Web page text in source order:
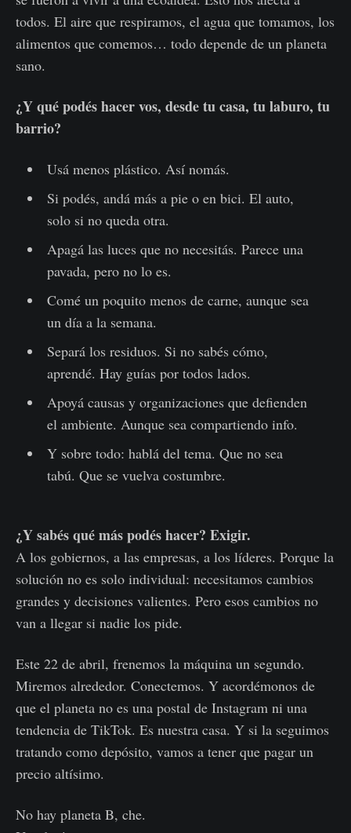
todos. El aire que respiramos, el agua que tomamos, los
alimentos que comemos… todo depende de un planeta
sano.
¿Y qué podés hacer vos, desde tu casa, tu laburo, tu
barrio?
Usá menos plástico. Así nomás.
Si podés, andá más a pie o en bici. El auto,
solo si no queda otra.
Apagá las luces que no necesitás. Parece una
pavada, pero no lo es.
Comé un poquito menos de carne, aunque sea
un día a la semana.
Separá los residuos. Si no sabés cómo,
aprendé. Hay guías por todos lados.
Apoyá causas y organizaciones que defienden
el ambiente. Aunque sea compartiendo info.
Y sobre todo: hablá del tema. Que no sea
tabú. Que se vuelva costumbre.
¿Y sabés qué más podés hacer? Exigir.
A los gobiernos, a las empresas, a los líderes. Porque la
solución no es solo individual: necesitamos cambios
grandes y decisiones valientes. Pero esos cambios no
van a llegar si nadie los pide.
Este 22 de abril, frenemos la máquina un segundo.
Miremos alrededor. Conectemos. Y acordémonos de
que el planeta no es una postal de Instagram ni una
tendencia de TikTok. Es nuestra casa. Y si la seguimos
tratando como depósito, vamos a tener que pagar un
precio altísimo.
No hay planeta B, che.